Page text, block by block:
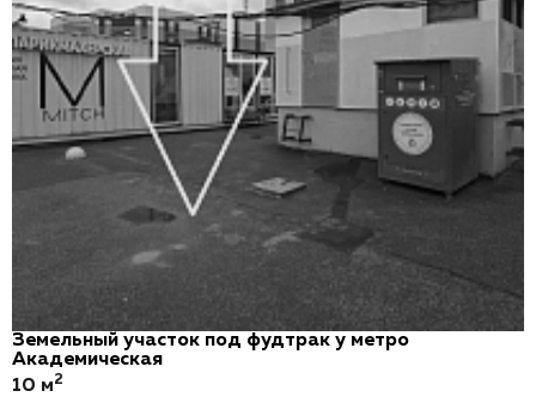
Земельный участок под фудтрак у метро
Академическая
10 м2